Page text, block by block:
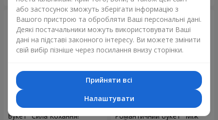
Букет "Сила Кохання!" Романтичний букет "Між
або застосунок зможуть зберігати інформацію з
Вашого пристрою та обробляти Ваші персональні дані.
Деякі постачальники можуть використовувати Ваші
дані на підставі законного інтересу. Ви можете змінити
свій вибір пізніше через посилання внизу сторінки.
Прийняти всі
Налаштувати